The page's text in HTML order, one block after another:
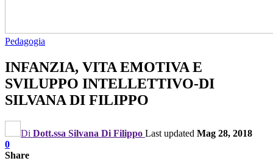
Pedagogia
INFANZIA, VITA EMOTIVA E
SVILUPPO INTELLETTIVO-DI
SILVANA DI FILIPPO
Di Dott.ssa Silvana Di Filippo Last updated Mag 28, 2018
0
Share